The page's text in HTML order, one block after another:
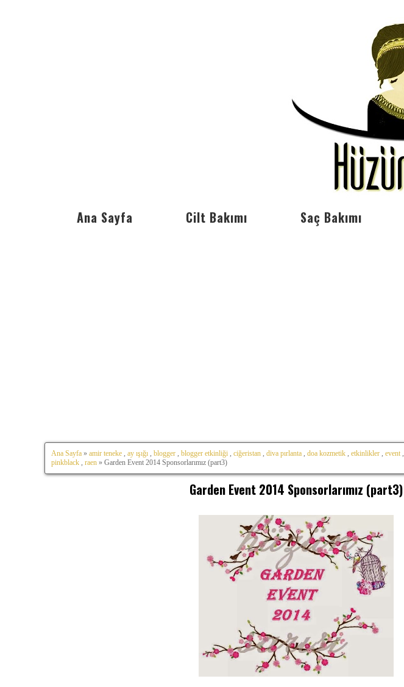
Ana Sayfa Cilt Bakımı Saç Bakımı
Ana Sayfa » amir teneke , ay ışığı , blogger , blogger etkinliği , ciğeristan , diva pırlanta , doa kozmetik , etkinlikler , event ,
pinkblack , raen » Garden Event 2014 Sponsorlarımız (part3)
Garden Event 2014 Sponsorlarımız (part3)